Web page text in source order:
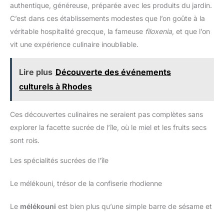
authentique, généreuse, préparée avec les produits du jardin.
C’est dans ces établissements modestes que l’on goûte à la
véritable hospitalité grecque, la fameuse filoxenia , et que l’on
vit une expérience culinaire inoubliable.
Lire plus Découverte des événements
culturels à Rhodes
Ces découvertes culinaires ne seraient pas complètes sans
explorer la facette sucrée de l’île, où le miel et les fruits secs
sont rois.
Les spécialités sucrées de l’île
Le mélékouni, trésor de la confiserie rhodienne
Le mélékouni est bien plus qu’une simple barre de sésame et